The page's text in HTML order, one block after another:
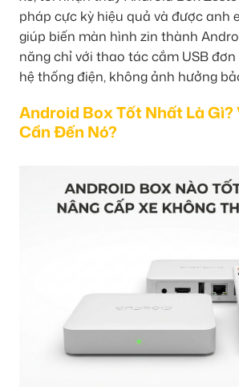
pháp cực kỳ hiệu quả và được anh
giúp biến màn hình zin thành
năng chỉ với thao tác cắm USB đơn
hệ thống điện, không ảnh hưởng
Android Box Tốt Nhất Là Gì?
Cần Đến Nó?